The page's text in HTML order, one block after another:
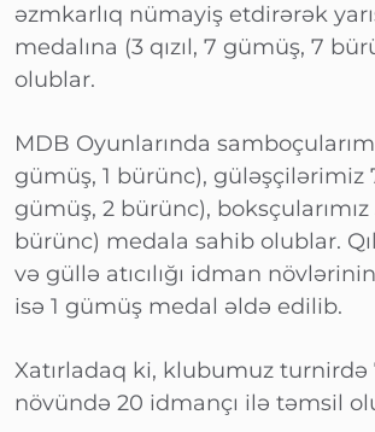
əzmkarlıq nümayiş etdirərək
medalına (3 qızıl, 7 gümüş, 7
olublar.
MDB Oyunlarında
gümüş, 1 bürünc), güləşçilərimiz 7
gümüş, 2 bürünc), boksçularımız
bürünc) medala sahib olublar.
və güllə atıcılığı idman
isə 1 gümüş medal əldə edilib.
Xatırladaq ki, klubumuz turnirdə
növündə 20 idmançı ilə təmsil